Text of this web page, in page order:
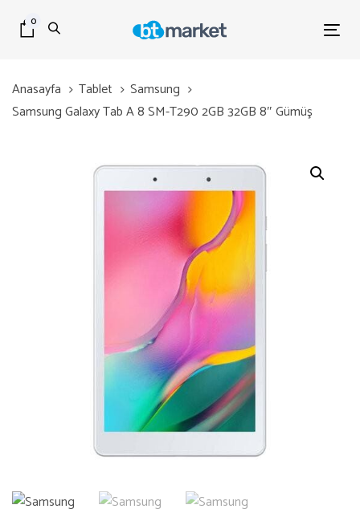
links
Skip
0
Anasayfa
Tablet
Samsung
Samsung Galaxy Tab A 8 SM-T290 2GB 32GB 8″ Gümüş